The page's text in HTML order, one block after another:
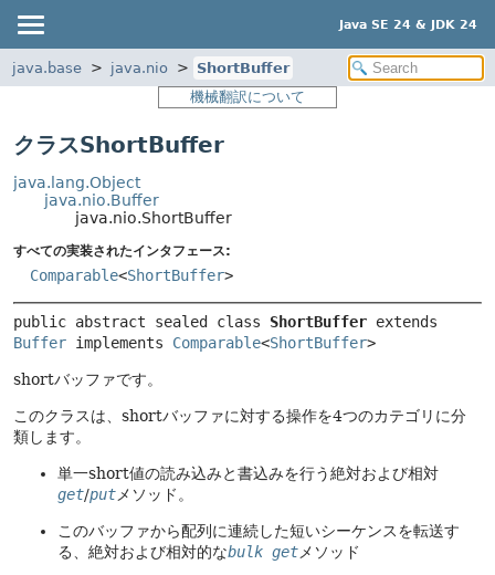
Java SE 24 & JDK 24
java.base java.nio
ShortBuffer
機械翻訳について
クラスShortBuffer
java.lang.Object
java.nio.Buffer
java.nio.ShortBuffer
すべての実装されたインタフェース:
Comparable<ShortBuffer>
public abstract sealed class ShortBuffer
Buffer implements Comparable<ShortBuffer>
shortバッファです。
このクラスは、shortバッファに対する操作を4つのカテゴリに分
類します。
単一short値の読み込みと書込みを行う絶対および相対
get/put メソッド。
このバッファから配列に連続した短いシーケンスを転送す
る、絶対および相対的なbulk get メソッド